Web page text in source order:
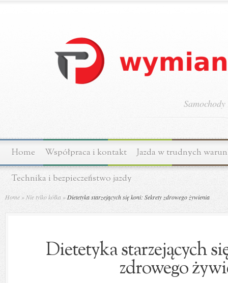
Home Współpraca i kontakt Jazda w trudnych
Technika i bezpieczeństwo jazdy
Home » Nie tylko kółka » Dietetyka starzejących się koni: Sekrety zdrowego żywienia
Dietetyka starzejących
zdrowego